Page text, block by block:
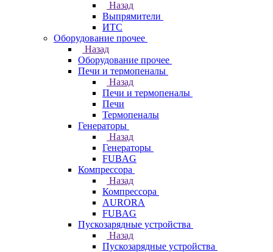
Назад
Выпрямители
ИТС
Оборудование прочее
Назад
Оборудование прочее
Печи и термопеналы
Назад
Печи и термопеналы
Печи
Термопеналы
Генераторы
Назад
Генераторы
FUBAG
Компрессора
Назад
Компрессора
AURORA
FUBAG
Пускозарядные устройства
Назад
Пускозарядные устройства